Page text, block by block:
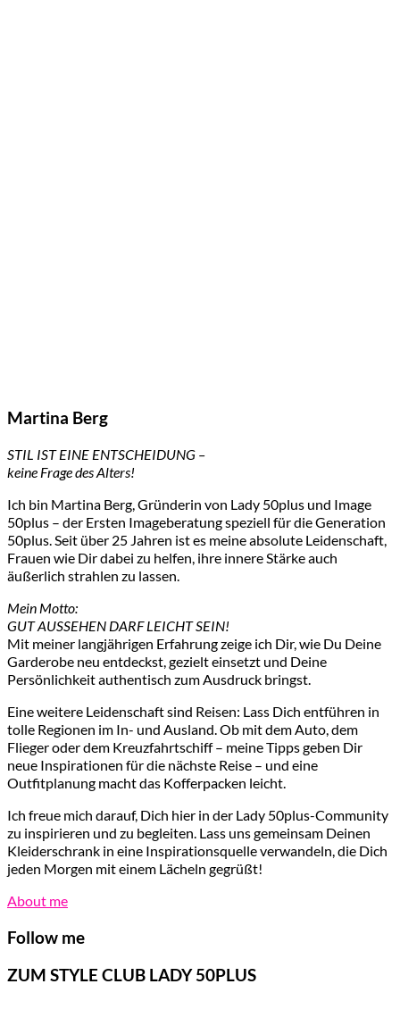
Martina Berg
STIL IST EINE ENTSCHEIDUNG –
keine Frage des Alters!
Ich bin Martina Berg, Gründerin von Lady 50plus und Image
50plus – der Ersten Imageberatung speziell für die Generation
50plus. Seit über 25 Jahren ist es meine absolute Leidenschaft,
Frauen wie Dir dabei zu helfen, ihre innere Stärke auch
äußerlich strahlen zu lassen.
Mein Motto:
GUT AUSSEHEN DARF LEICHT SEIN!
Mit meiner langjährigen Erfahrung zeige ich Dir, wie Du Deine
Garderobe neu entdeckst, gezielt einsetzt und Deine
Persönlichkeit authentisch zum Ausdruck bringst.
Eine weitere Leidenschaft sind Reisen: Lass Dich entführen in
tolle Regionen im In- und Ausland. Ob mit dem Auto, dem
Flieger oder dem Kreuzfahrtschiff – meine Tipps geben Dir
neue Inspirationen für die nächste Reise – und eine
Outfitplanung macht das Kofferpacken leicht.
Ich freue mich darauf, Dich hier in der Lady 50plus-Community
zu inspirieren und zu begleiten. Lass uns gemeinsam Deinen
Kleiderschrank in eine Inspirationsquelle verwandeln, die Dich
jeden Morgen mit einem Lächeln gegrüßt!
About me
Follow me
ZUM STYLE CLUB LADY 50PLUS